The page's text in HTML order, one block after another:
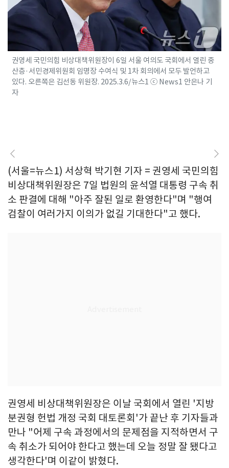
권영세 국민의힘 비상대책위원장이 6일 서울 여의도 국회에서 열린 중
산층·서민경제위원회 임명장 수여식 및 1차 회의에서 모두 발언하고
있다. 오른쪽은 김선동 위원장. 2025.3.6/뉴스1 ⓒ News1 안은나 기
자
(서울=뉴스1) 서상혁 박기현 기자 = 권영세 국민의힘
비상대책위원장은 7일 법원의 윤석열 대통령 구속 취
소 판결에 대해 "아주 잘된 일로 환영한다"며 "행여
검찰이 여러가지 이의가 없길 기대한다"고 했다.
권영세 비상대책위원장은 이날 국회에서 열린 '지방
분권형 헌법 개정 국회 대토론회'가 끝난 후 기자들과
만나 "어제 구속 과정에서의 문제점을 지적하면서 구
속 취소가 되어야 한다고 했는데 오늘 정말 잘 됐다고
생각한다'며 이같이 밝혔다.